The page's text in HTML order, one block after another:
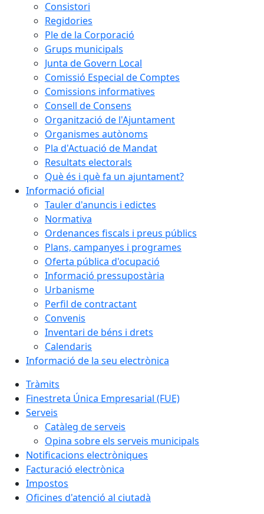
Consistori
Regidories
Ple de la Corporació
Grups municipals
Junta de Govern Local
Comissió Especial de Comptes
Comissions informatives
Consell de Consens
Organització de l'Ajuntament
Organismes autònoms
Pla d'Actuació de Mandat
Resultats electorals
Què és i què fa un ajuntament?
Informació oficial
Tauler d'anuncis i edictes
Normativa
Ordenances fiscals i preus públics
Plans, campanyes i programes
Oferta pública d'ocupació
Informació pressupostària
Urbanisme
Perfil de contractant
Convenis
Inventari de béns i drets
Calendaris
Informació de la seu electrònica
Tràmits
Finestreta Única Empresarial (FUE)
Serveis
Catàleg de serveis
Opina sobre els serveis municipals
Notificacions electròniques
Facturació electrònica
Impostos
Oficines d'atenció al ciutadà